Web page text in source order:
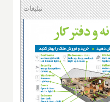
تبلیغات